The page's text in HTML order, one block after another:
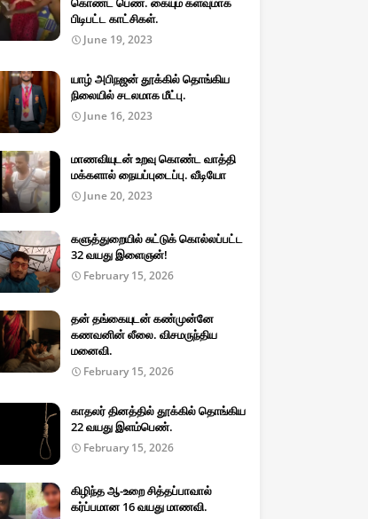
பிடிபட்ட காட்சிகள்.
June 19, 2023
யாழ் அபிநஜன் தூக்கில் தொங்கிய
நிலையில் சடலமாக மீட்பு.
June 16, 2023
மாணவியுடன் உறவு கொண்ட வாத்தி
மக்களால் நையப்புடைப்பு. வீடியோ
June 20, 2023
களுத்துறையில் சுட்டுக் கொல்லப்பட்ட
32 வயது இளைஞன்!
February 15, 2026
தன் தங்கையுடன் கண்முன்னே
கணவனின் லீலை. விசமருந்திய
மனைவி.
February 15, 2026
காதலர் தினத்தில் தூக்கில் தொங்கிய
22 வயது இளம்பெண்.
February 15, 2026
கிழிந்த ஆ-உறை சித்தப்பாவால்
கர்ப்பமான 16 வயது மாணவி.